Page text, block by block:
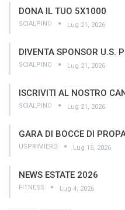
DONA IL TUO 5X1000
SCIALPINO Lug 21, 2026
DIVENTA SPONSOR U.S.
SCIALPINO Lug 21, 2026
ISCRIVITI AL NOSTRO
SCIALPINO Lug 21, 2026
GARA DI BOCCE DI
USPRIMIERO Lug 15, 2026
NEWS ESTATE 2026
FITNESS Lug 4, 2026